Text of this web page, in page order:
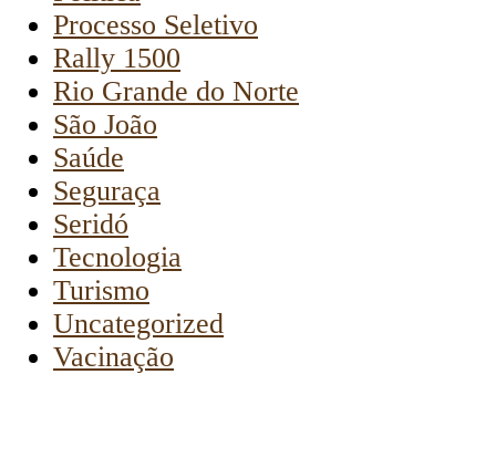
Processo Seletivo
Rally 1500
Rio Grande do Norte
São João
Saúde
Seguraça
Seridó
Tecnologia
Turismo
Uncategorized
Vacinação